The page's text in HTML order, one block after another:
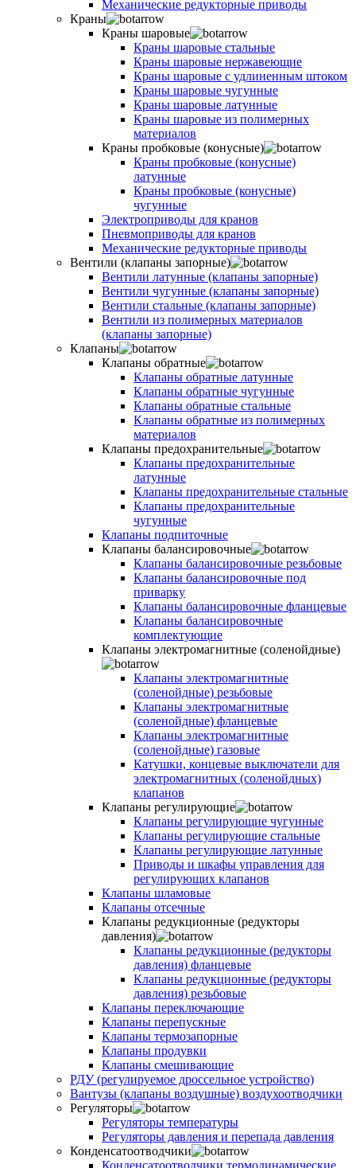
Механические редукторные приводы
Краны
Краны шаровые
Краны шаровые стальные
Краны шаровые нержавеющие
Краны шаровые с удлиненным штоком
Краны шаровые чугунные
Краны шаровые латунные
Краны шаровые из полимерных
материалов
Краны пробковые (конусные)
Краны пробковые (конусные)
латунные
Краны пробковые (конусные)
чугунные
Электроприводы для кранов
Пневмоприводы для кранов
Механические редукторные приводы
Вентили (клапаны запорные)
Вентили латунные (клапаны запорные)
Вентили чугунные (клапаны запорные)
Вентили стальные (клапаны запорные)
Вентили из полимерных материалов
(клапаны запорные)
Клапаны
Клапаны обратные
Клапаны обратные латунные
Клапаны обратные чугунные
Клапаны обратные стальные
Клапаны обратные из полимерных
материалов
Клапаны предохранительные
Клапаны предохранительные
латунные
Клапаны предохранительные стальные
Клапаны предохранительные
чугунные
Клапаны подпиточные
Клапаны балансировочные
Клапаны балансировочные резьбовые
Клапаны балансировочные под
приварку
Клапаны балансировочные фланцевые
Клапаны балансировочные
комплектующие
Клапаны электромагнитные (соленойдные)
Клапаны электромагнитные
(соленойдные) резьбовые
Клапаны электромагнитные
(соленойдные) фланцевые
Клапаны электромагнитные
(соленойдные) газовые
Катушки, концевые выключатели для
электромагнитных (соленойдных)
клапанов
Клапаны регулирующие
Клапаны регулирующие чугунные
Клапаны регулирующие стальные
Клапаны регулирующие латунные
Приводы и шкафы управления для
регулирующих клапанов
Клапаны шламовые
Клапаны отсечные
Клапаны редукционные (редукторы
давления)
Клапаны редукционные (редукторы
давления) фланцевые
Клапаны редукционные (редукторы
давления) резьбовые
Клапаны переключающие
Клапаны перепускные
Клапаны термозапорные
Клапаны продувки
Клапаны смешивающие
РДУ (регулируемое дроссельное устройство)
Вантузы (клапаны воздушные) воздухоотводчики
Регуляторы
Регуляторы температуры
Регуляторы давления и перепада давления
Конденсатоотводчики
Конденсатоотводчики термодинамические